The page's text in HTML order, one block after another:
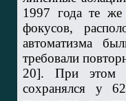
1997 года те же
фокусов,
автоматизма
требовали
20]. При этом
сохранялся у